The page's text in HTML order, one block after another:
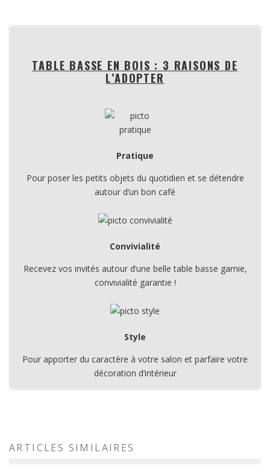
TABLE BASSE EN BOIS : 3 RAISONS DE
L’ADOPTER
Pratique
Pour poser les petits objets du quotidien et se détendre
autour d’un bon café
Convivialité
Recevez vos invités autour d’une belle table basse garnie,
convivialité garantie !
Style
Pour apporter du caractère à votre salon et parfaire votre
décoration d’intérieur
ARTICLES SIMILAIRES